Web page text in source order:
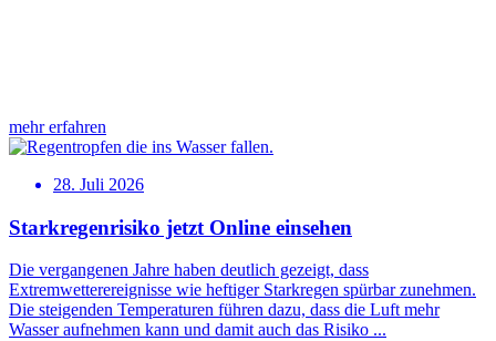
mehr erfahren
28. Juli 2026
Starkregenrisiko jetzt Online einsehen
Die vergangenen Jahre haben deutlich gezeigt, dass
Extremwetterereignisse wie heftiger Starkregen spürbar zunehmen.
Die steigenden Temperaturen führen dazu, dass die Luft mehr
Wasser aufnehmen kann und damit auch das Risiko ...